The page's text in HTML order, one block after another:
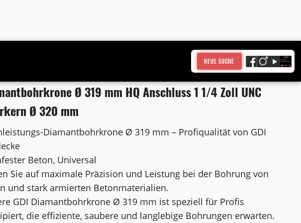
NEUE SUCHE
Ø 319 mm HQ Anschluss 1 1/4 Zoll UNC
Ø 320 mm
Diamantbohrkrone Ø 319 mm – Profiqualität von GDI
Beton, Universal
Sie auf maximale Präzision und Leistung bei der Bohrung von
und stark armierten Betonmaterialien.
GDI Diamantbohrkrone Ø 319 mm ist speziell für Profis
die effiziente, saubere und langlebige Bohrungen erwarten.